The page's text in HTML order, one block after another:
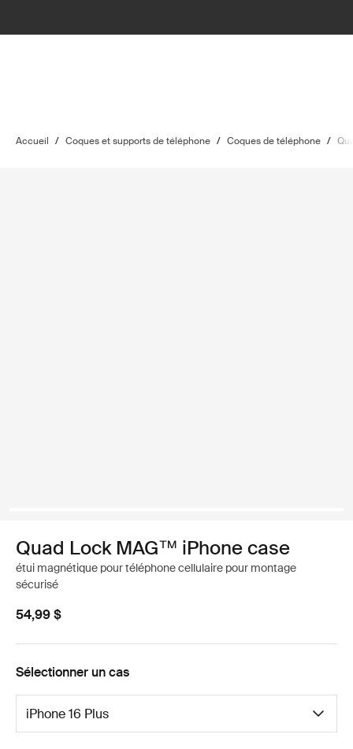
Accueil / Coques et supports de téléphone / Coques de téléphone /
Quad Lock MAG™ iPhone case
étui magnétique pour téléphone cellulaire pour montage
sécurisé
54,99 $
Sélectionner un cas